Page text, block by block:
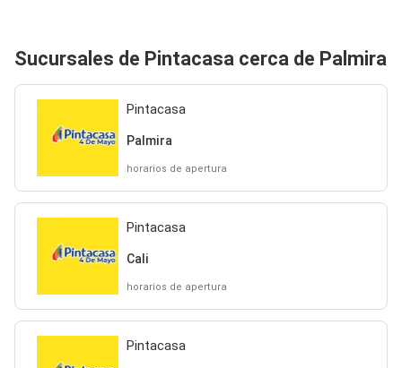
Sucursales de Pintacasa cerca de Palmira
Pintacasa
Palmira
horarios de apertura
Pintacasa
Cali
horarios de apertura
Pintacasa